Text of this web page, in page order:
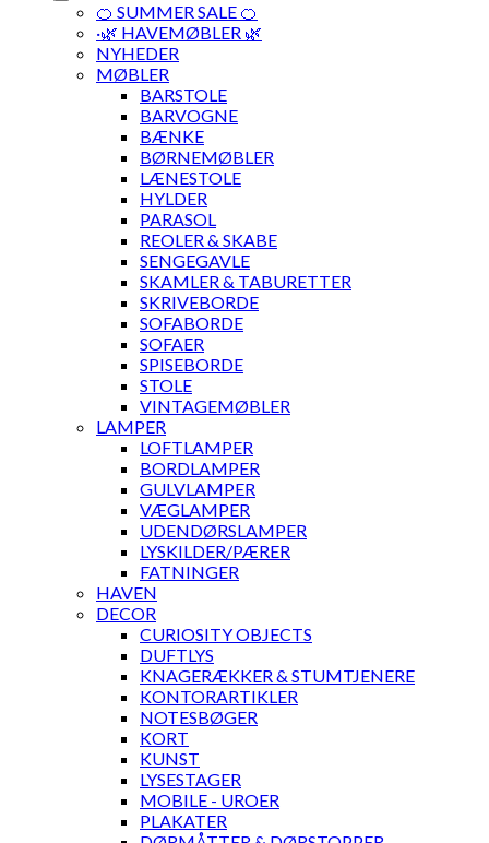
🍊 SUMMER SALE 🍊
·🌿 HAVEMØBLER 🌿
NYHEDER
MØBLER
BARSTOLE
BARVOGNE
BÆNKE
BØRNEMØBLER
LÆNESTOLE
HYLDER
PARASOL
REOLER & SKABE
SENGEGAVLE
SKAMLER & TABURETTER
SKRIVEBORDE
SOFABORDE
SOFAER
SPISEBORDE
STOLE
VINTAGEMØBLER
LAMPER
LOFTLAMPER
BORDLAMPER
GULVLAMPER
VÆGLAMPER
UDENDØRSLAMPER
LYSKILDER/PÆRER
FATNINGER
HAVEN
DECOR
CURIOSITY OBJECTS
DUFTLYS
KNAGERÆKKER & STUMTJENERE
KONTORARTIKLER
NOTESBØGER
KORT
KUNST
LYSESTAGER
MOBILE - UROER
PLAKATER